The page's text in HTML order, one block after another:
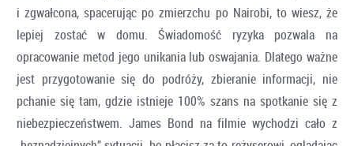
i zgwałcona, spacerując po zmierzchu po Nairobi, to wiesz, że
lepiej zostać w domu. Świadomość ryzyka pozwala na
opracowanie metod jego unikania lub oswajania. Dlatego ważne
jest przygotowanie się do podróży, zbieranie informacji, nie
pchanie się tam, gdzie istnieje 100% szans na spotkanie się z
niebezpieczeństwem. James Bond na filmie wychodzi cało z